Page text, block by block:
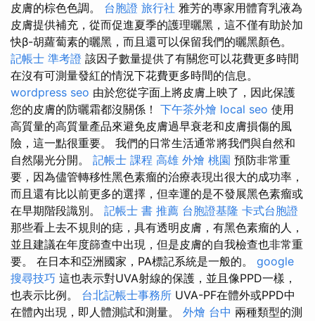
皮膚的棕色色調。 台胞證 旅行社 雅芳的專家用體育乳液為
皮膚提供補充，從而促進夏季的護理曬黑，這不僅有助於加
快β-胡蘿蔔素的曬黑，而且還可以保留我們的曬黑顏色。
記帳士 準考證 該因子數量提供了有關您可以花費更多時間
在沒有可測量發紅的情況下花費更多時間的信息。
wordpress seo 由於您從字面上將皮膚上映了，因此保護
您的皮膚的防曬霜都沒關係！ 下午茶外燴 local seo 使用
高質量的高質量產品來避免皮膚過早衰老和皮膚損傷的風
險，這一點很重要。 我們的日常生活通常將我們與自然和
自然陽光分開。 記帳士 課程 高雄 外燴 桃園 預防非常重
要，因為儘管轉移性黑色素瘤的治療表現出很大的成功率，
而且還有比以前更多的選擇，但幸運的是不發展黑色素瘤或
在早期階段識別。 記帳士 書 推薦 台胞證基隆 卡式台胞證
那些看上去不規則的痣，具有透明皮膚，有黑色素瘤的人，
並且建議在年度篩查中出現，但是皮膚的自我檢查也非常重
要。 在日本和亞洲國家，PA標記系統是一般的。 google
搜尋技巧 這也表示對UVA射線的保護，並且像PPD一樣，
也表示比例。 台北記帳士事務所 UVA-PF在體外或PPD中
在體內出現，即​​人體測試和測量。 外燴 台中 兩種類型的測